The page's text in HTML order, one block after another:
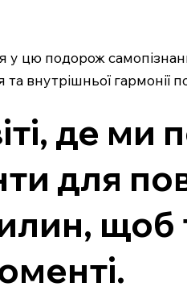
цю подорож
внутрішньої гармонії
де ми
для
щоб